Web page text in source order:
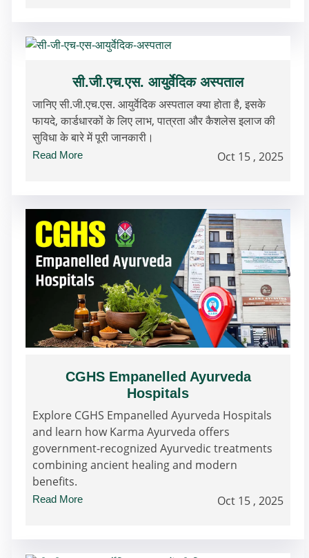
सी.जी.एच.एस. आयुर्वेदिक अस्पताल
जानिए सी.जी.एच.एस. आयुर्वेदिक अस्पताल क्या होता है, इसके
फायदे, कार्डधारकों के लिए लाभ, पात्रता और कैशलेस इलाज की
सुविधा के बारे में पूरी जानकारी।
Read More Oct 15 , 2025
CGHS Empanelled Ayurveda
Hospitals
Explore CGHS Empanelled Ayurveda Hospitals
and learn how Karma Ayurveda offers
government-recognized Ayurvedic treatments
combining ancient healing and modern
benefits.
Read More Oct 15 , 2025